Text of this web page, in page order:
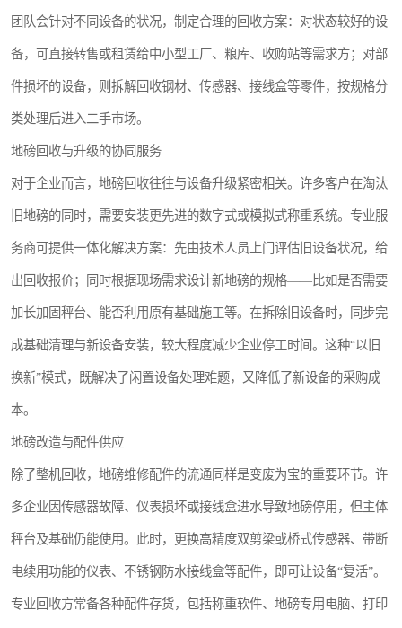
团队会针对不同设备的状况，制定合理的回收方案：对状态较好的设
备，可直接转售或租赁给中小型工厂、粮库、收购站等需求方；对部
件损坏的设备，则拆解回收钢材、传感器、接线盒等零件，按规格分
类处理后进入二手市场。
地磅回收与升级的协同服务
对于企业而言，地磅回收往往与设备升级紧密相关。许多客户在淘汰
旧地磅的同时，需要安装更先进的数字式或模拟式称重系统。专业服
务商可提供一体化解决方案：先由技术人员上门评估旧设备状况，给
出回收报价；同时根据现场需求设计新地磅的规格——比如是否需要
加长加固秤台、能否利用原有基础施工等。在拆除旧设备时，同步完
成基础清理与新设备安装，较大程度减少企业停工时间。这种“以旧
换新”模式，既解决了闲置设备处理难题，又降低了新设备的采购成
本。
地磅改造与配件供应
除了整机回收，地磅维修配件的流通同样是变废为宝的重要环节。许
多企业因传感器故障、仪表损坏或接线盒进水导致地磅停用，但主体
秤台及基础仍能使用。此时，更换高精度双剪梁或桥式传感器、带断
电续用功能的仪表、不锈钢防水接线盒等配件，即可让设备“复活”。
专业回收方常备各种配件存货，包括称重软件、地磅专用电脑、打印